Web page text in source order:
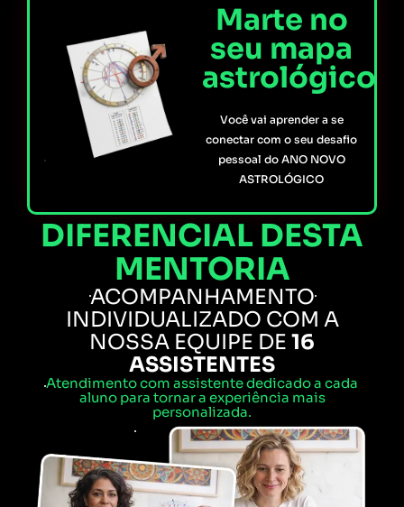
Marte no
seu mapa
astrológico
Você vai aprender a se
conectar com o seu desafio
pessoal do ANO NOVO
ASTROLÓGICO
DIFERENCIAL DESTA
MENTORIA
ACOMPANHAMENTO
INDIVIDUALIZADO COM A
NOSSA EQUIPE DE 16
ASSISTENTES
Atendimento com assistente dedicado a cada
aluno para tornar a experiência mais
personalizada.